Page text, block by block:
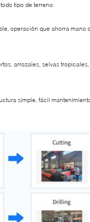
tipo de terreno.
operación que ahorra mano
arrozales, selvas
simple, fácil